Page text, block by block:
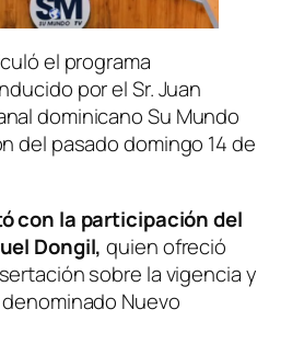
el programa
por el Sr. Juan
dominicano Su Mundo
del pasado domingo 14 de
con la participación del
Dongil, quien ofreció
sobre la vigencia y
Nuevo